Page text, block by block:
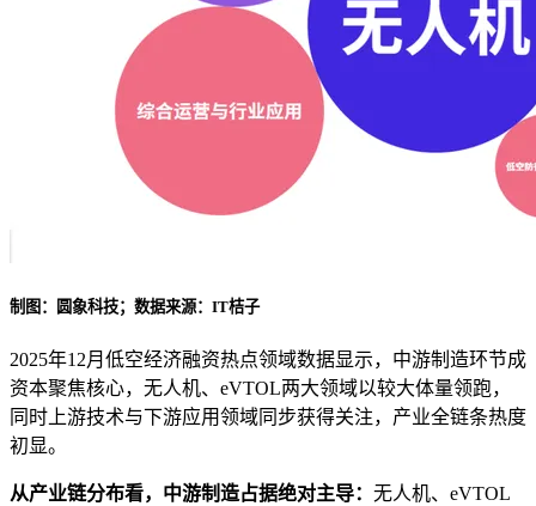
制图：圆象科技；数据来源：IT桔子
2025年12月低空经济融资热点领域数据显示，中游制造环节成
资本聚焦核心，无人机、eVTOL两大领域以较大体量领跑，
同时上游技术与下游应用领域同步获得关注，产业全链条热度
初显。
从产业链分布看，中游制造占据绝对主导： 无人机、eVTOL